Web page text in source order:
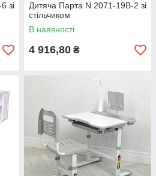
зі
Дитяча Парта N 2071-19B-2 зі
стільчиком
В наявності
4 916,80 ₴